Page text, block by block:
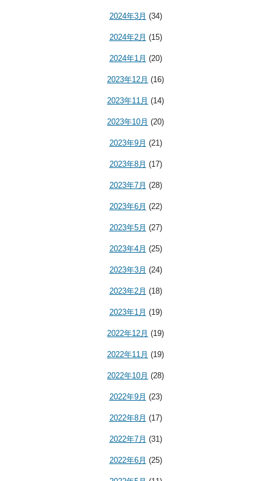
2024年3月 (34)
2024年2月 (15)
2024年1月 (20)
2023年12月 (16)
2023年11月 (14)
2023年10月 (20)
2023年9月 (21)
2023年8月 (17)
2023年7月 (28)
2023年6月 (22)
2023年5月 (27)
2023年4月 (25)
2023年3月 (24)
2023年2月 (18)
2023年1月 (19)
2022年12月 (19)
2022年11月 (19)
2022年10月 (28)
2022年9月 (23)
2022年8月 (17)
2022年7月 (31)
2022年6月 (25)